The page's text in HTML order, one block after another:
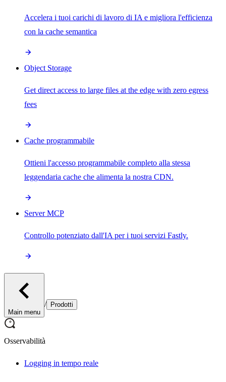
Accelera i tuoi carichi di lavoro di IA e migliora l'efficienza
con la cache semantica
Object Storage
Get direct access to large files at the edge with zero egress
fees
Cache programmabile
Ottieni l'accesso programmabile completo alla stessa
leggendaria cache che alimenta la nostra CDN.
Server MCP
Controllo potenziato dall'IA per i tuoi servizi Fastly.
Main menu
/ Prodotti
Osservabilità
Logging in tempo reale